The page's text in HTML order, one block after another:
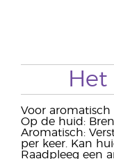
Voor aromatisch
Op de huid:
Aromatisch:
per keer. Kan
Raadpleeg een